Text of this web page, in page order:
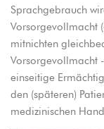
Sprachgebrauch
Vorsorgevollmacht
mitnichten
Vorsorgevollmacht
einseitige
den (späteren)
medizinischen